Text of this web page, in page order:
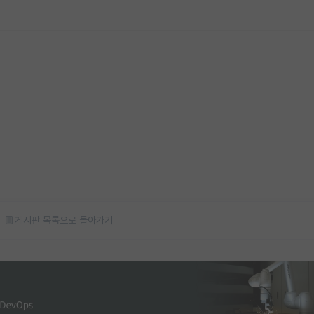
게시판 목록으로 돌아가기